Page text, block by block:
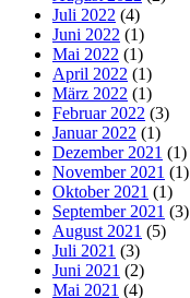
Juli 2022 (4)
Juni 2022 (1)
Mai 2022 (1)
April 2022 (1)
März 2022 (1)
Februar 2022 (3)
Januar 2022 (1)
Dezember 2021 (1)
November 2021 (1)
Oktober 2021 (1)
September 2021 (3)
August 2021 (5)
Juli 2021 (3)
Juni 2021 (2)
Mai 2021 (4)